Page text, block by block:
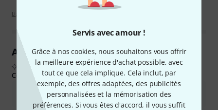
Servis avec amour !
Grâce à nos cookies, nous souhaitons vous offrir
la meilleure expérience d'achat possible, avec
tout ce que cela implique. Cela inclut, par
exemple, des offres adaptées, des publicités
personnalisées et la mémorisation des
préférences. Si vous êtes d'accord, il vous suffit
Lignes directrices d'évaluation
Aperçu des avis clients
D'après les avis d'acheteurs réels, résumés par l'IA
Ce que les acheteurs ont aimé :
Ces écouteurs offrent une bonne qualité sonore pour leur prix,
notamment pour le DJing.